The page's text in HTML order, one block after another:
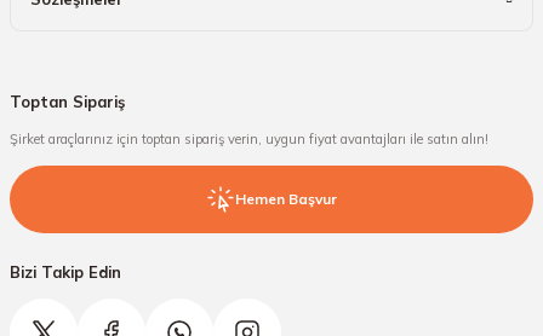
Toptan Sipariş
Şirket araçlarınız için toptan sipariş verin, uygun fiyat avantajları ile satın alın!
Hemen Başvur
Bizi Takip Edin